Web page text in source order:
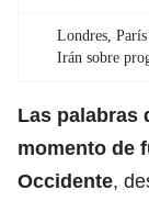
Londres,
Irán sobre
Las palabras
momento de
Occidente,